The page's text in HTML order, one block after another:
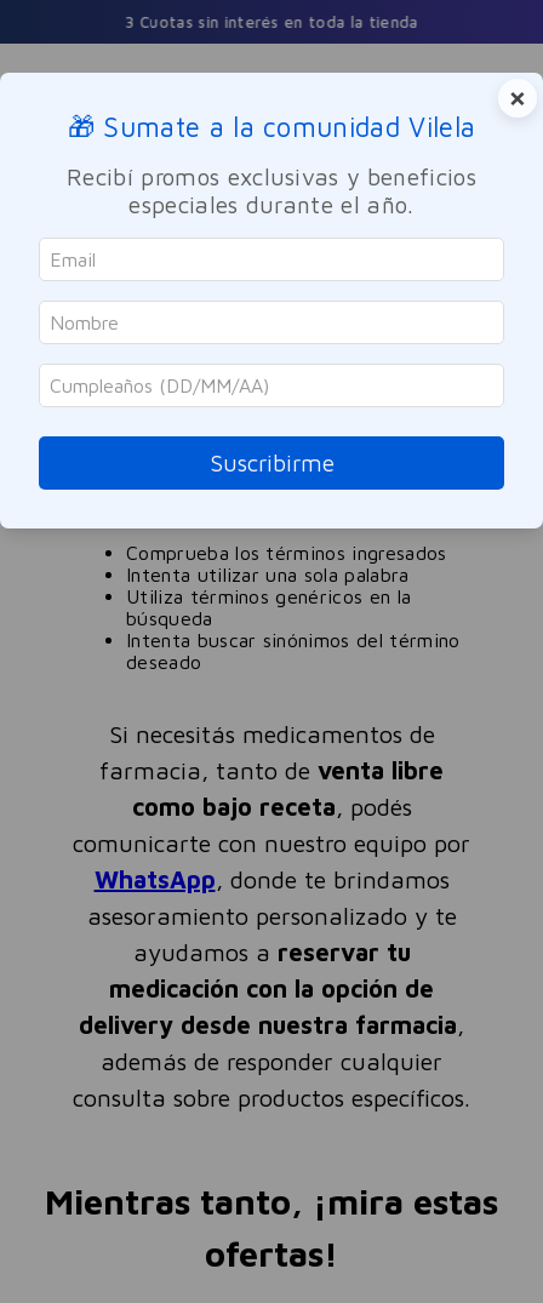
3 Cuotas sin interés en toda la tienda
Buscar
crema-hidratante-de-dia-vitamina-a-nivea-50ml
OOPS!
No encontramos ningún resultado para
¿Qué debo hacer?
Comprueba los términos ingresados
Intenta utilizar una sola palabra
Utiliza términos genéricos en la
búsqueda
Intenta buscar sinónimos del término
deseado
Si necesitás medicamentos de
farmacia, tanto de venta libre
como bajo receta, podés
comunicarte con nuestro equipo por
WhatsApp, donde te brindamos
asesoramiento personalizado y te
ayudamos a reservar tu
medicación con la opción de
delivery desde nuestra farmacia,
además de responder cualquier
consulta sobre productos específicos.
Mientras tanto, ¡mira estas
ofertas!
×
🎁 Sumate a la comunidad Vilela
Recibí promos exclusivas y beneficios
especiales durante el año.
Suscribirme